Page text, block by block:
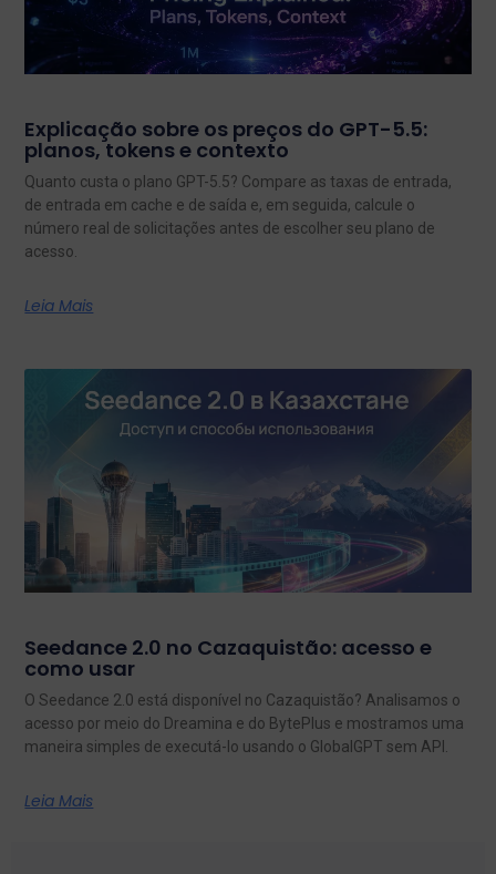
Explicação sobre os preços do GPT-5.5:
planos, tokens e contexto
Quanto custa o plano GPT-5.5? Compare as taxas de entrada,
de entrada em cache e de saída e, em seguida, calcule o
número real de solicitações antes de escolher seu plano de
acesso.
Leia Mais
Seedance 2.0 no Cazaquistão: acesso e
como usar
O Seedance 2.0 está disponível no Cazaquistão? Analisamos o
acesso por meio do Dreamina e do BytePlus e mostramos uma
maneira simples de executá-lo usando o GlobalGPT sem API.
Leia Mais